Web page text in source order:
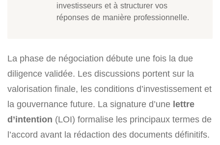
investisseurs et à structurer vos
réponses de manière professionnelle.
La phase de négociation débute une fois la due
diligence validée. Les discussions portent sur la
valorisation finale, les conditions d’investissement et
la gouvernance future. La signature d’une lettre
d’intention (LOI) formalise les principaux termes de
l’accord avant la rédaction des documents définitifs.